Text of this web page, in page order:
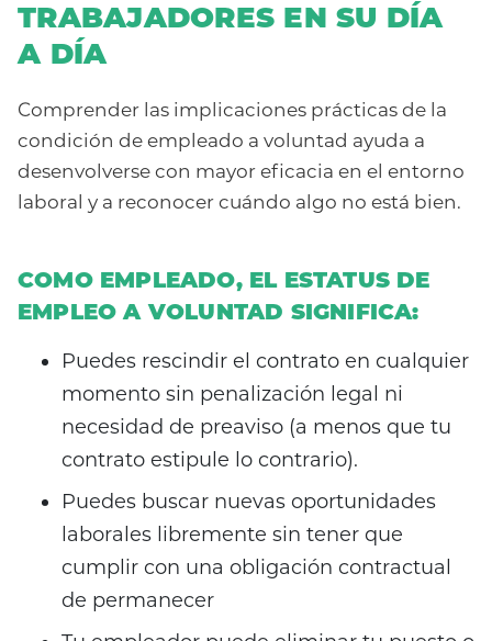
TRABAJADORES EN SU DÍA
A DÍA
Comprender las implicaciones prácticas de la
condición de empleado a voluntad ayuda a
desenvolverse con mayor eficacia en el entorno
laboral y a reconocer cuándo algo no está bien.
COMO EMPLEADO, EL ESTATUS DE
EMPLEO A VOLUNTAD SIGNIFICA:
Puedes rescindir el contrato en cualquier
momento sin penalización legal ni
necesidad de preaviso (a menos que tu
contrato estipule lo contrario).
Puedes buscar nuevas oportunidades
laborales libremente sin tener que
cumplir con una obligación contractual
de permanecer